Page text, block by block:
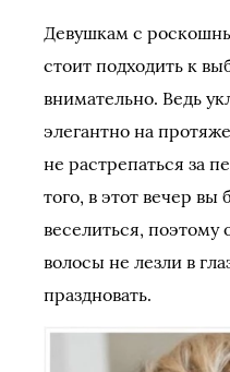
Девушкам с
стоит подходить к
внимательно. Ведь
элегантно на
не растрепаться за
того, в этот вечер вы
веселиться, поэтому
волосы не лезли в
праздновать.